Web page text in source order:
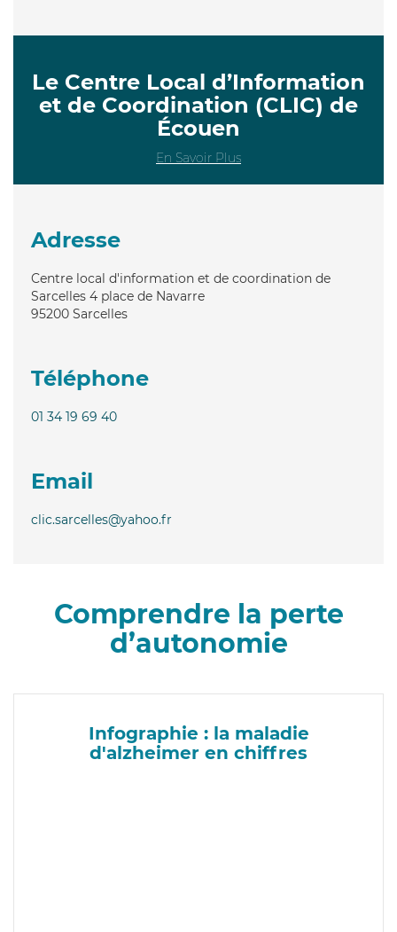
Le Centre Local d’Information
et de Coordination (CLIC) de
Écouen
En Savoir Plus
Adresse
Centre local d'information et de coordination de
Sarcelles 4 place de Navarre
95200 Sarcelles
Téléphone
01 34 19 69 40
Email
clic.sarcelles@yahoo.fr
Comprendre la perte
d’autonomie
Infographie : la maladie
d'alzheimer en chiffres